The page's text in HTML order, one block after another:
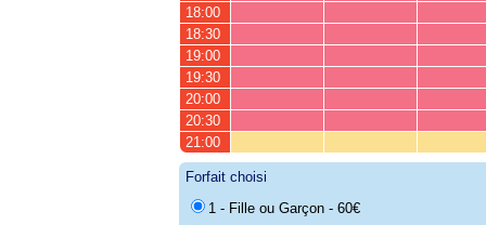
18:00
18:30
19:00
19:30
20:00
20:30
21:00
Forfait choisi
1 - Fille ou Garçon - 60€